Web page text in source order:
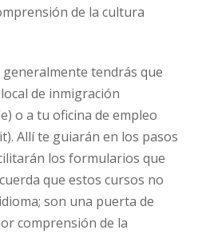
de la cultura
tendrás que
de inmigración
o a tu oficina de empleo
Allí te guiarán en los pasos
los formularios que
que estos cursos no
son una puerta de
comprensión de la